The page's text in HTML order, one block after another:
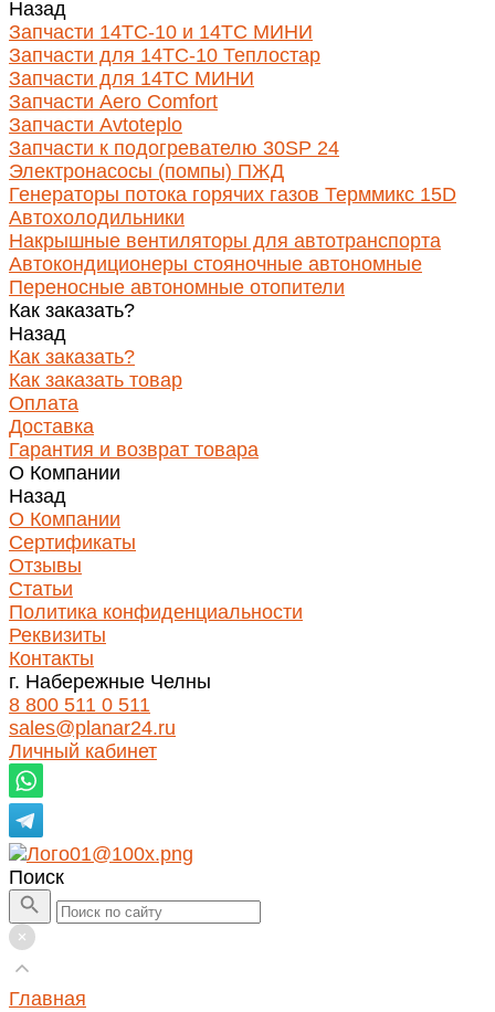
Назад
Запчасти 14ТС-10 и 14ТС МИНИ
Запчасти для 14ТС-10 Теплостар
Запчасти для 14ТС МИНИ
Запчасти Aero Comfort
Запчасти Avtoteplo
Запчасти к подогревателю 30SP 24
Электронасосы (помпы) ПЖД
Генераторы потока горячих газов Терммикс 15D
Автохолодильники
Накрышные вентиляторы для автотранспорта
Автокондиционеры стояночные автономные
Переносные автономные отопители
Как заказать?
Назад
Как заказать?
Как заказать товар
Оплата
Доставка
Гарантия и возврат товара
О Компании
Назад
О Компании
Сертификаты
Отзывы
Статьи
Политика конфиденциальности
Реквизиты
Контакты
г. Набережные Челны
8 800 511 0 511
sales@planar24.ru
Личный кабинет
Поиск
Главная